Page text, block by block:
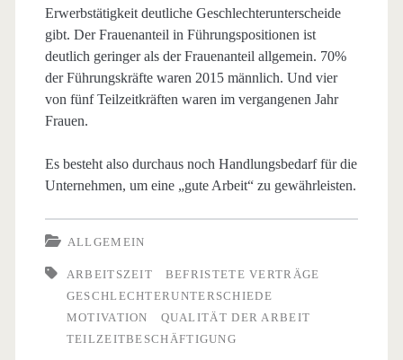
Erwerbstätigkeit deutliche Geschlechterunterscheide
gibt. Der Frauenanteil in Führungspositionen ist
deutlich geringer als der Frauenanteil allgemein. 70%
der Führungskräfte waren 2015 männlich. Und vier
von fünf Teilzeitkräften waren im vergangenen Jahr
Frauen.
Es besteht also durchaus noch Handlungsbedarf für die
Unternehmen, um eine „gute Arbeit“ zu gewährleisten.
ALLGEMEIN
ARBEITSZEIT
BEFRISTETE VERTRÄGE
GESCHLECHTERUNTERSCHIEDE
MOTIVATION
QUALITÄT DER ARBEIT
TEILZEITBESCHÄFTIGUNG